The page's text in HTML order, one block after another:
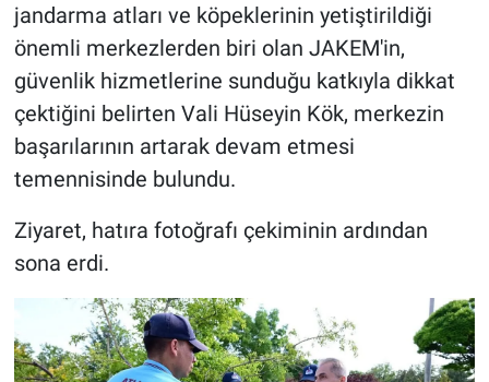
jandarma atları ve köpeklerinin yetiştirildiği
önemli merkezlerden biri olan JAKEM'in,
güvenlik hizmetlerine sunduğu katkıyla dikkat
çektiğini belirten Vali Hüseyin Kök, merkezin
başarılarının artarak devam etmesi
temennisinde bulundu.
Ziyaret, hatıra fotoğrafı çekiminin ardından
sona erdi.